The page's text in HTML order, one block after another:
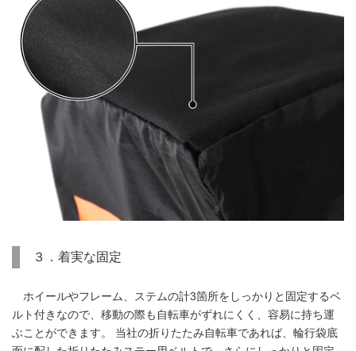
３．着実な固定
ホイールやフレーム、ステムの計3箇所をしっかりと固定するベ
ルト付きなので、移動の際も自転車がずれにくく、容易に持ち運
ぶことができます。 当社の折りたたみ自転車であれば、輪行袋底